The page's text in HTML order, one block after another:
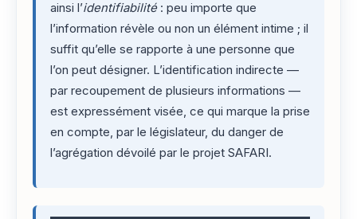
ainsi l’identifiabilité: peu importe que
l’information révèle ou non un élément intime ; il
suffit qu’elle se rapporte à une personne que
l’on peut désigner. L’identification indirecte —
par recoupement de plusieurs informations —
est expressément visée, ce qui marque la prise
en compte, par le législateur, du danger de
l’agrégation dévoilé par le projet SAFARI.